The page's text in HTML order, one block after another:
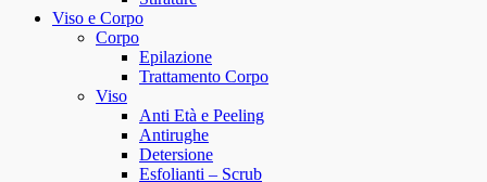
Viso e Corpo
Corpo
Epilazione
Trattamento Corpo
Viso
Anti Età e Peeling
Antirughe
Detersione
Esfolianti – Scrub